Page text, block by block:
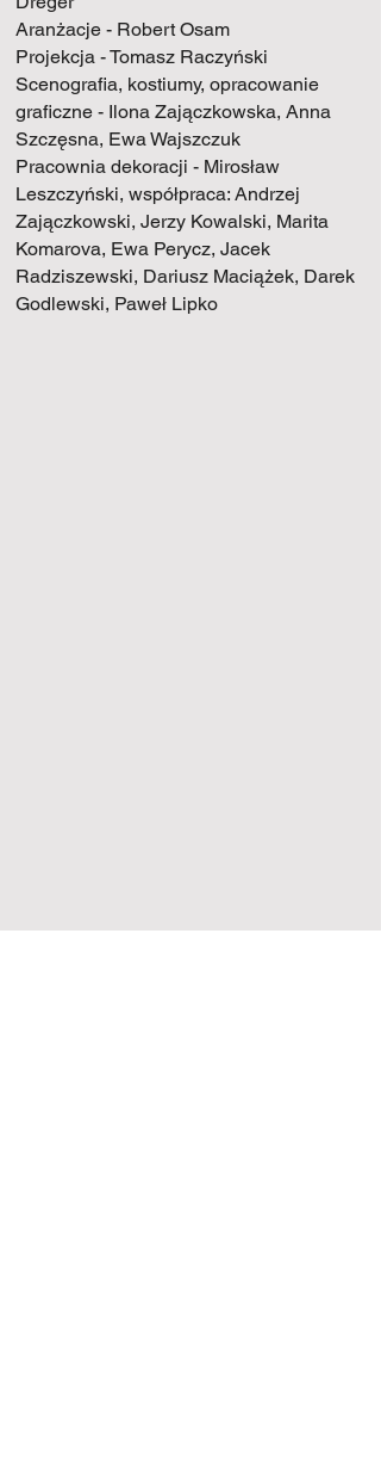
Aranżacje - Robert Osam
Projekcja - Tomasz Raczyński
Scenografia, kostiumy, opracowanie
graficzne - Ilona Zajączkowska, Anna
Szczęsna, Ewa Wajszczuk
Pracownia dekoracji - Mirosław
Leszczyński, współpraca: Andrzej
Zajączkowski, Jerzy Kowalski, Marita
Komarova, Ewa Perycz, Jacek
Radziszewski, Dariusz Maciążek, Darek
Godlewski, Paweł Lipko